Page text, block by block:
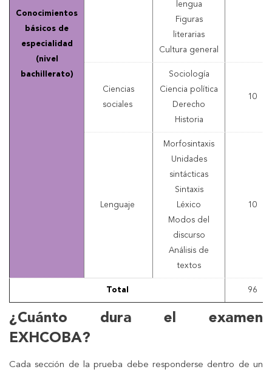
Conocimientos
básicos de
especialidad
(nivel
bachillerato)
lengua
Figuras
literarias
Cultura general
Ciencias
sociales
Sociología
Ciencia política
Derecho
Historia
10
Lenguaje
Morfosintaxis
Unidades
sintácticas
Sintaxis
Léxico
Modos del
discurso
Análisis de
textos
10
Total 96
¿Cuánto dura el examen
EXHCOBA?
Cada sección de la prueba debe responderse dentro de un